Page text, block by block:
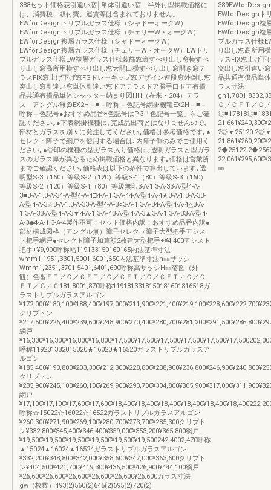
388セット価格表引違い窓│単体引違い窓 半外付型掲載価格に
は、消費税、取付費、運賃等は含まれておりません。
EWforDesignトリプルガラス仕様（シャドーオークW）
EWforDesignトリプルガラス仕様（チェリーW・オークW）
EWforDesign複層ガラス仕様（シャドーオークW）
EWforDesign複層ガラス仕様（チェリーW・オークW）EWトリ
プルガラス仕様EW複層ガラス仕様装飾窓縦すべり出し窓横すべ
り出し窓高所用横すべり出し窓大開口横すべり出し窓開き窓テ
ラスFIX窓上げ下げ窓FSドレーキップ窓デザイン連段窓外倒し窓
突出し窓引違い窓単体引違い窓ドアテラスドア勝手口ドア有償
品共通有償品単体シャッター納まり図HH（在来・204）テラ
ス アングル無@EX2H－■－呼称－色記号網掛機種EX2H－■－
呼称－色記号●おすすめ品番※色記号はP.3「色記号一覧」をご確
認ください｡●下表網掛機種は､完成品出荷とはなりませんので､
部材とガラスを別々に発注してください｡価格は参考価格です｡●
セレクト障子で網戸を使用する場合は､内障子側のみでご使用く
ださい｡●◎印の機種の型ガラス入り価格は､透明ガラスと型ガラ
スのガラス厚が異なるため掲載価格と異なります｡価格は営業所
までご確認ください｡価格表は以下の条件で算出しています｡透
明型S-3（160）等級S-2（120）等級S-1（80）等級S-3（160）
等級S-2（120）等級S-1（80）等級無印3-A-1.3-A-33-A-型4-A-
3■3-A-1.3-A-34-A-型4-A-4□4-A-1.3-A-44-A-型4-A-4★3-A-1.3-A-33-
A-型4-A-3☆3-A-1.3-A-33-A-型4-A-3○3-A-1.3-A-34-A-型4-A-4△3-A-
1.3-A-33-A-型4-A-3▼4-A-1.3-A-43-A-型4-A-3▲3-A-1.3-A-33-A-型4-
A-3◆4-A-1.3-A-4製作不可：セット価格内訳：おすすめ品番内訳●
部材構成図枠（アングル無）障子セレクト障子大型把手アシス
ト把手網戸●セレクト障子加算額2枚建大型把手+¥4,400アシスト
把手+¥9,900呼称幅119133150160165内法基準寸法
wmm1,1951,3301,5001,6001,650内法基準寸法h㎜サッシ
Wmm1,2351,3701,5401,6401,690呼称高サッシH㎜姿図（外
観）色番ＦＴ／Ｇ／ＣＦＴ／Ｇ／ＣＦＴ／Ｇ／ＣＦＴ／Ｇ／Ｃ
ＦＴ／Ｇ／Ｃ181,8001,870呼称1191813318150181601816518ガ
ラストリプルガラスアルゴン
クリプトン
網戸
呼称119201332015020★16020★16520ガラストリプルガラスア
ルゴン
クリプトン
網戸
呼称☆15022☆16022☆16522ガラストリプルガラスアルゴン
¥260,300¥271,900¥269,100¥280,700¥273,700¥285,300クリプト
ン¥332,800¥345,400¥346,400¥359,000¥353,200¥365,800網戸
¥19,500¥19,500¥19,500¥19,500¥19,500¥19,500242,4002,470呼称
▲15024▲16024▲16524ガラストリプルガラスアルゴン
¥332,200¥348,800¥342,000¥358,600¥347,000¥363,600クリプト
ン¥404,500¥421,700¥419,300¥436,500¥426,900¥444,100網戸
¥26,600¥26,600¥26,600¥26,600¥26,600¥26,600ガラス寸法
gw（枚数）493(2)560(2)645(2)695(2)720(2)
EWforDesignト
EWforDesign複
EWforDesign複
プルガラス仕様
り出し窓高所用
ラスFIX窓上げ下
突出し窓引違い
品共通有償品単
ラス寸法
Ｇ／ＣＦＴ／Ｇ
2◎▼25120-
2◆25122-
㎜